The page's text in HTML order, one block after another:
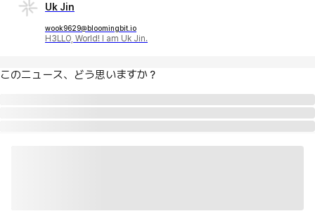
Uk Jin
wook9629@bloomingbit.io
H3LLO, World! I am Uk Jin.
このニュース、どう思いますか？